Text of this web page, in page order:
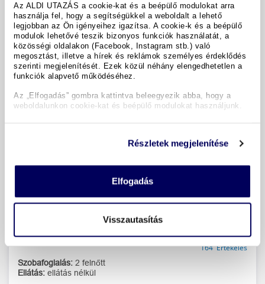
Az ALDI UTAZÁS a cookie-kat és a beépülő modulokat arra
használja fel, hogy a segítségükkel a weboldalt a lehető
legjobban az Ön igényeihez igazítsa. A cookie-k és a beépülő
modulok lehetővé teszik bizonyos funkciók használatát, a
közösségi oldalakon (Facebook, Instagram stb.) való
megosztást, illetve a hírek és reklámok személyes érdeklődés
szerinti megjelenítését. Ezek közül néhány elengedhetetlen a
funkciók alapvető működéséhez.
Az „Elfogadás” gombra kattintva beleegyezik abba, hogy a
weboldalunkon cookie-kat és beépülő modulokat használjunk.
Részletek megjelenítése
Elfogadás
Visszautasítás
Vienna House Easy by Wyndham Trier
Jó 4,6/ 6
164 Értékelés
Szobafoglalás: 2 felnőtt
Ellátás: ellátás nélkül